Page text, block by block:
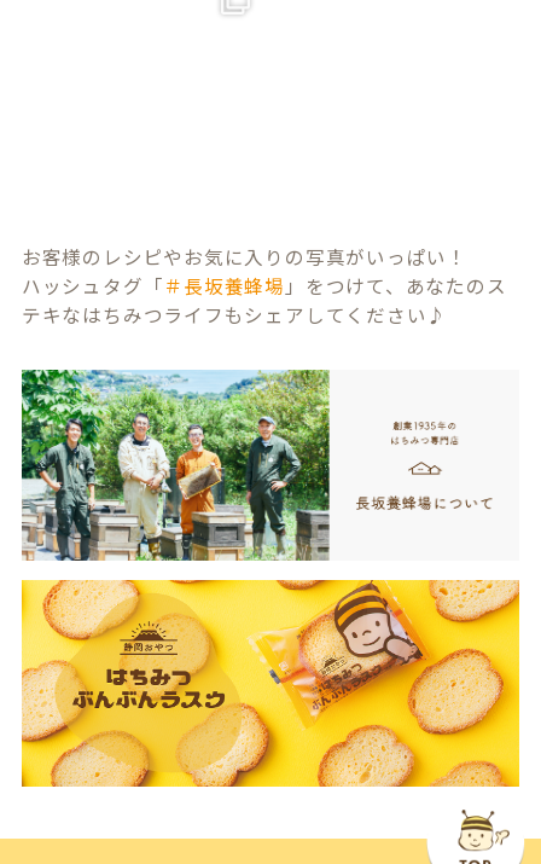
お客様のレシピやお気に入りの写真がいっぱい！
ハッシュタグ「＃長坂養蜂場 」をつけて、あなたのス
テキなはちみつライフもシェアしてください♪